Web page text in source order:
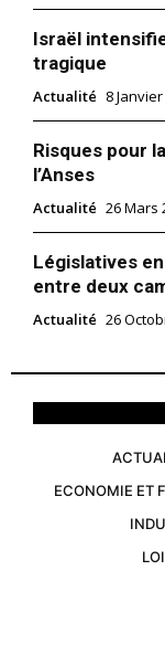
Israël
tragique
Actualité 8
Risques pour
l’Anses
Actualité 26 Mars
Législatives
entre deux
Actualité 26
ECONOMIE ET